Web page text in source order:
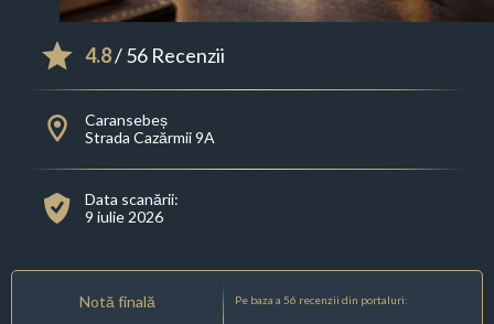
4.8/ 56 Recenzii
Caransebeș
Strada Cazărmii 9A
Data scanării:
9 iulie 2026
Notă finală Pe baza a 56 recenzii din portaluri: